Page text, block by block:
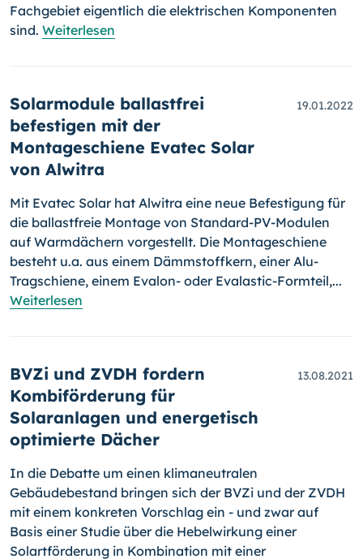
Fachgebiet eigentlich die elektrischen Komponenten
sind. Weiterlesen
Solarmodule ballastfrei
befestigen mit der
Montageschiene Evatec Solar
von Alwitra
19.01.2022
Mit Evatec Solar hat Alwitra eine neue Befestigung für
die ballastfreie Mon­tage von Standard-PV-Modulen
auf Warmdächern vorgestellt. Die Mon­ta­ge­schiene
besteht u.a. aus einem Dämmstoffkern, einer Alu-
Tragschiene, einem Evalon- oder Evalastic-Formteil,...
Weiterlesen
BVZi und ZVDH fordern
Kombiförderung für
Solaranlagen und energetisch
optimierte Dächer
13.08.2021
In die Debatte um einen klimaneutralen
Gebäudebestand bringen sich der BVZi und der ZVDH
mit einem konkreten Vorschlag ein - und zwar auf
Basis einer Studie über die Hebelwirkung einer
Solartförderung in Kombination mit einer